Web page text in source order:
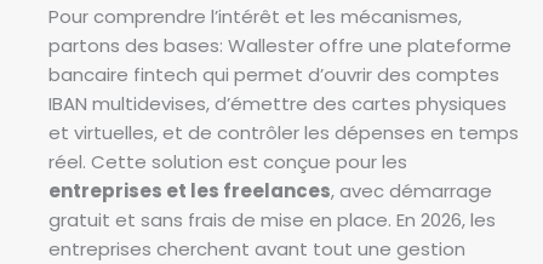
Pour comprendre l’intérêt et les mécanismes,
partons des bases: Wallester offre une plateforme
bancaire fintech qui permet d’ouvrir des comptes
IBAN multidevises, d’émettre des cartes physiques
et virtuelles, et de contrôler les dépenses en temps
réel. Cette solution est conçue pour les
entreprises et les freelances, avec démarrage
gratuit et sans frais de mise en place. En 2026, les
entreprises cherchent avant tout une gestion